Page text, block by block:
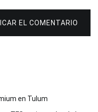
EL COMENTARIO
en Tulum